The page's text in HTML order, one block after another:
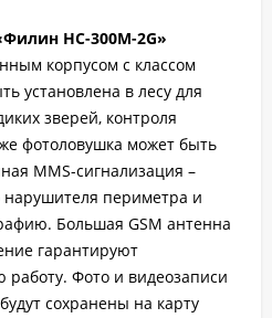
HC-300M-2G»
корпусом с классом
установлена в лесу для
зверей, контроля
фотоловушка может быть
MMS-сигнализация –
нарушителя периметра и
Большая GSM антенна
гарантируют
Фото и видеозаписи
сохранены на карту